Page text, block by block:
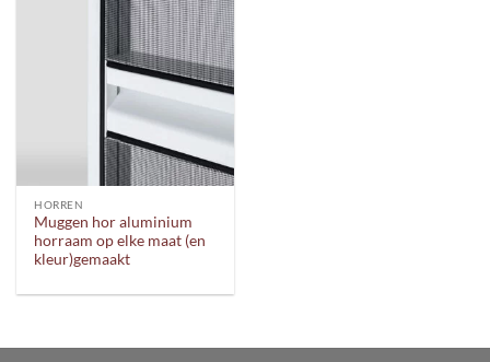
HORREN
Muggen hor aluminium
horraam op elke maat (en
kleur)gemaakt